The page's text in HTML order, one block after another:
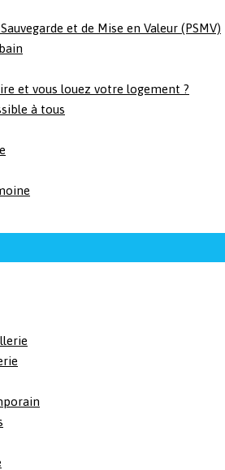
et de Mise en Valeur (PSMV)
et vous louez votre logement ?
à tous